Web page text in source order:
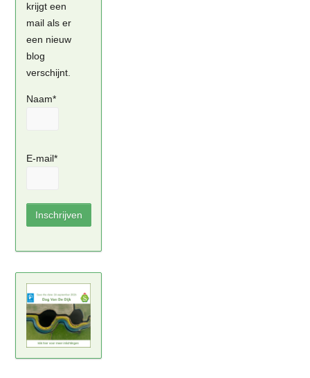
krijgt een
mail als er
een nieuw
blog
verschijnt.
Naam*
E-mail*